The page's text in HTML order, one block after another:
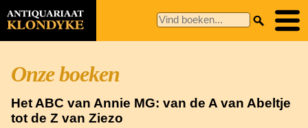
Onze boeken
Het ABC van Annie MG: van de A van Abeltje
tot de Z van Ziezo